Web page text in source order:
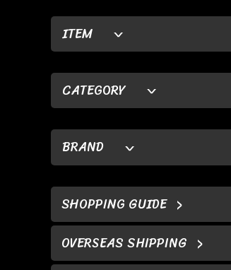
ITEM
CATEGORY
BRAND
SHOPPING GUIDE
OVERSEAS SHIPPING